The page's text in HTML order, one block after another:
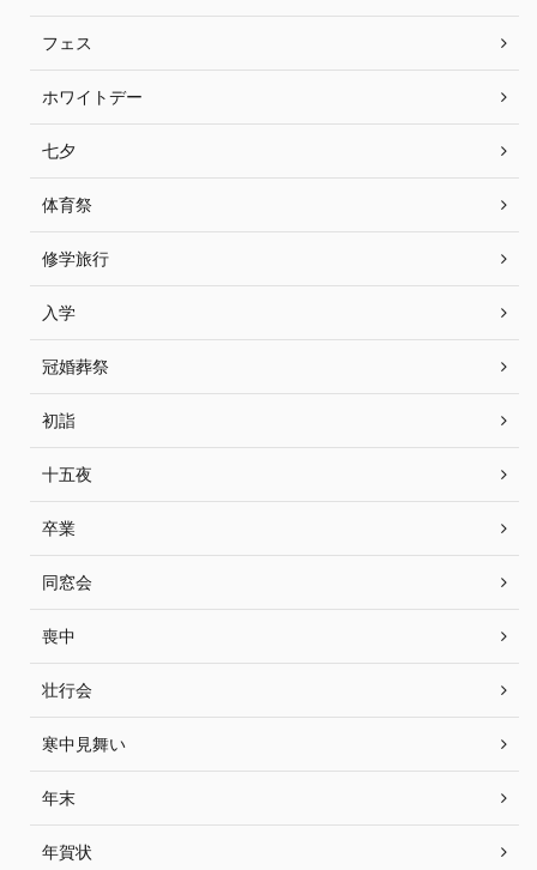
フェス
ホワイトデー
七夕
体育祭
修学旅行
入学
冠婚葬祭
初詣
十五夜
卒業
同窓会
喪中
壮行会
寒中見舞い
年末
年賀状